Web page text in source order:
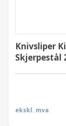
Knivsliper
Skjerpestål
ekskl. mva